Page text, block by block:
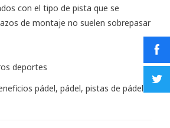
con el tipo de pista que se
de montaje no suelen sobrepasar
deportes
pádel, pádel, pistas de pádel